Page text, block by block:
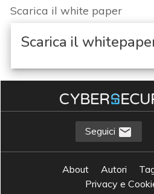
Scarica il white paper
Scarica il
Seguici
About Autori
Privacy e